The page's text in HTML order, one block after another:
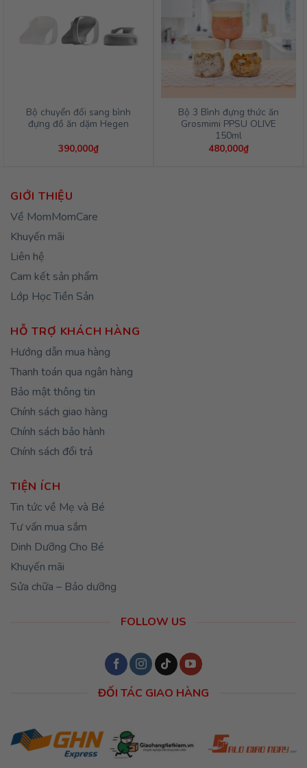
Bộ chuyển đổi sang bình
đựng đồ ăn dặm Hegen
390,000₫
Bộ 3 Bình đựng thức ăn
Grosmimi PPSU OLIVE
150ml
480,000₫
GIỚI THIỆU
Về MomMomCare
Khuyến mãi
Liên hệ
Cam kết sản phẩm
Lớp Học Tiền Sản
HỖ TRỢ KHÁCH HÀNG
Hướng dẫn mua hàng
Thanh toán qua ngân hàng
Bảo mật thông tin
Chính sách giao hàng
Chính sách bảo hành
Chính sách đổi trả
TIỆN ÍCH
Tin tức về Mẹ và Bé
Tư vấn mua sắm
Dinh Dưỡng Cho Bé
Khuyến mãi
Sửa chữa – Bảo dưỡng
FOLLOW US
ĐỐI TÁC GIAO HÀNG